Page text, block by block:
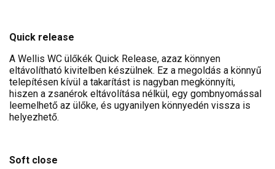
Quick release
A Wellis WC ülőkék Quick Release, azaz könnyen
eltávolítható kivitelben készülnek. Ez a megoldás a könnyű
telepítésen kívül a takarítást is nagyban megkönnyíti,
hiszen a zsanérok eltávolítása nélkül, egy gombnyomással
leemelhető az ülőke, és ugyanilyen könnyedén vissza is
helyezhető.
Soft close